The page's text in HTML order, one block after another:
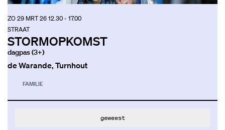
STORMOPKOMST
dagpas (3+)
STRAAT
ZO 29 MRT 2612.30 - 17.00
de Warande, Turnhout
FAMILIE
geweest